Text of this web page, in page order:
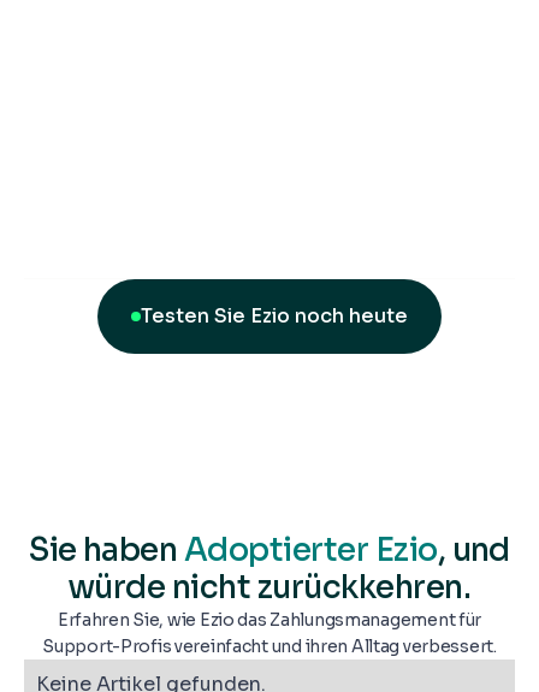
Testen Sie Ezio noch heute
Sie haben Adoptierter Ezio, und
würde nicht zurückkehren.
Erfahren Sie, wie Ezio das Zahlungsmanagement für
Support-Profis vereinfacht und ihren Alltag verbessert.
Keine Artikel gefunden.